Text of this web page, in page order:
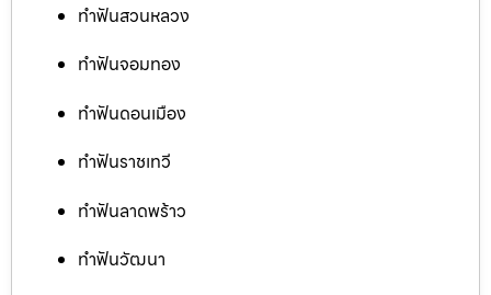
ทำฟันสวนหลวง
ทำฟันจอมทอง
ทำฟันดอนเมือง
ทำฟันราชเทวี
ทำฟันลาดพร้าว
ทำฟันวัฒนา